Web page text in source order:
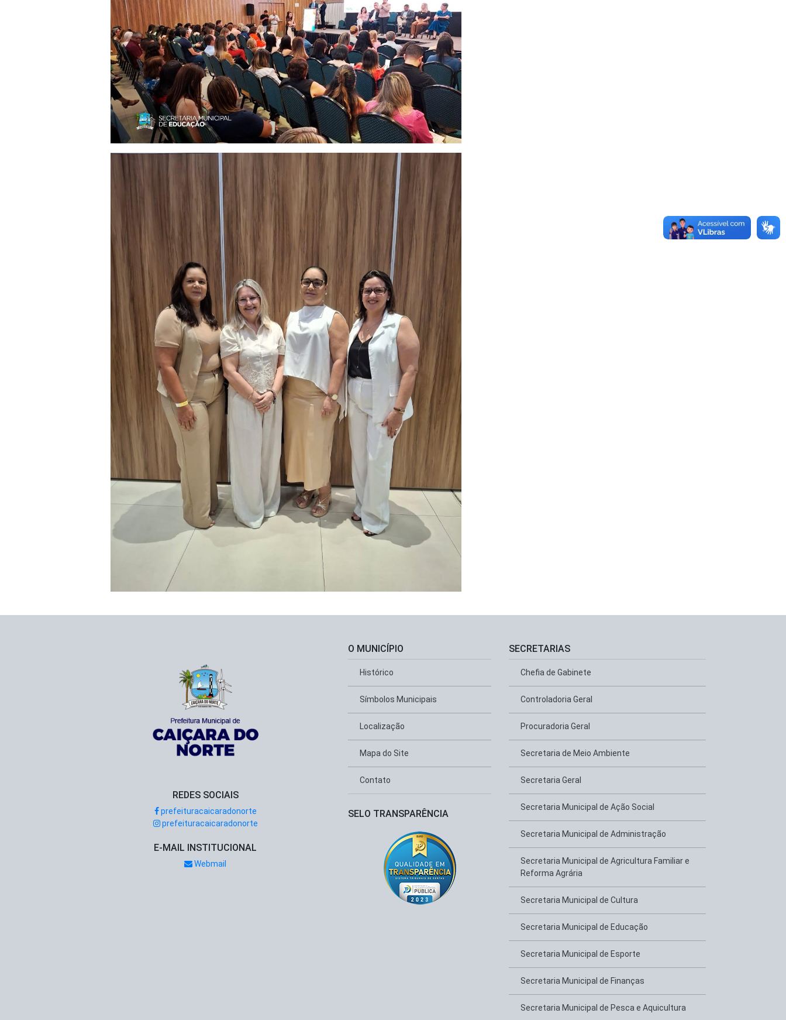
REDES SOCIAIS
prefeituracaicaradonorte
prefeituracaicaradonorte
E-MAIL INSTITUCIONAL
Webmail
O MUNICÍPIO
Histórico
Símbolos Municipais
Localização
Mapa do Site
Contato
SELO TRANSPARÊNCIA
SECRETARIAS
Chefia de Gabinete
Controladoria Geral
Procuradoria Geral
Secretaria de Meio Ambiente
Secretaria Geral
Secretaria Municipal de Ação Social
Secretaria Municipal de Administração
Secretaria Municipal de Agricultura Familiar e
Reforma Agrária
Secretaria Municipal de Cultura
Secretaria Municipal de Educação
Secretaria Municipal de Esporte
Secretaria Municipal de Finanças
Secretaria Municipal de Pesca e Aquicultura